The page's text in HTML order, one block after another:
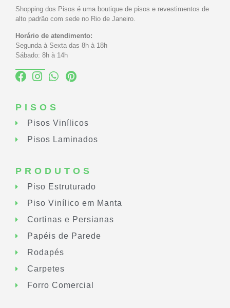
Shopping dos Pisos é uma boutique de pisos e revestimentos de
alto padrão com sede no Rio de Janeiro.
Horário de atendimento:
Segunda à Sexta das 8h à 18h
Sábado: 8h à 14h
PISOS
Pisos Vinílicos
Pisos Laminados
PRODUTOS
Piso Estruturado
Piso Vinílico em Manta
Cortinas e Persianas
Papéis de Parede
Rodapés
Carpetes
Forro Comercial